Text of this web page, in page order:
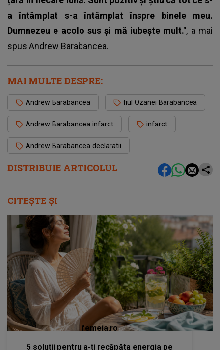
DISTRIBUIE ARTICOLUL
a întâmplat s-a întâmplat înspre binele meu.
Dumnezeu e acolo sus și mă iubește mult.", a mai
spus Andrew Barabancea.
MAI MULTE DESPRE:
Andrew Barabancea fiul Ozanei Barabancea
Andrew Barabancea infarct infarct
Andrew Barabancea declaratii
CITEȘTE ȘI
femeia.ro
5 soluții pentru a-ți recăpăta energia pe